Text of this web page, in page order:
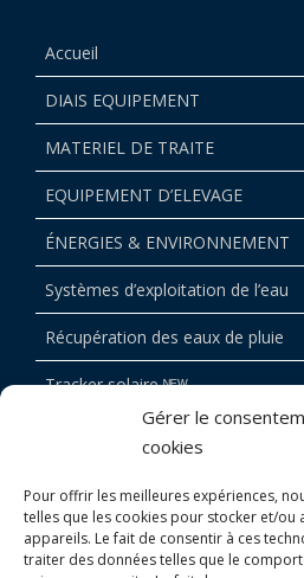
Gérer le
cookies
Pour offrir les meilleures expériences,
telles que les cookies pour stocker et/ou
appareils. Le fait de consentir à ces
traiter des données telles que le
Accueil
DIAIS EQUIPEMENT
MATERIEL DE TRAITE
EQUIPEMENT D’ELEVAGE
ÉNERGIES & ENVIRONNEMENT
Systèmes d’exploitation de l’eau
Récupération des eaux de pluie
Tracker solaire ᴺᴱᵂ
CONTACT